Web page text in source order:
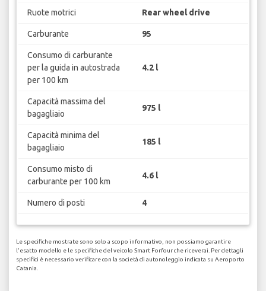
Ruote motrici Rear wheel drive
Carburante 95
Consumo di carburante
per la guida in autostrada
per 100 km
4.2 l
Capacità massima del
bagagliaio
975 l
Capacità minima del
bagagliaio
185 l
Consumo misto di
carburante per 100 km
4.6 l
Numero di posti 4
Le specifiche mostrate sono solo a scopo informativo, non possiamo garantire
l'esatto modello e le specifiche del veicolo Smart Forfour che riceverai. Per dettagli
specifici è necessario verificare con la società di autonoleggio indicata su Aeroporto
Catania.